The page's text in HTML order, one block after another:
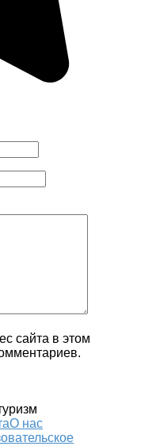
сайта в этом
О нас